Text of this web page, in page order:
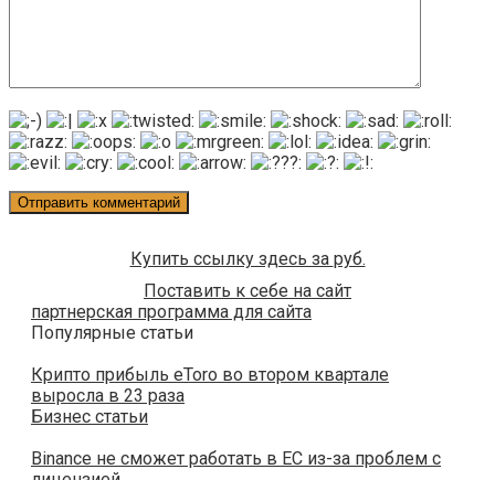
Купить ссылку здесь за руб.
Поставить к себе на сайт
партнерская программа для сайта
Популярные статьи
Крипто прибыль eToro во втором квартале
выросла в 23 раза
Бизнес статьи
Binance не сможет работать в ЕС из-за проблем с